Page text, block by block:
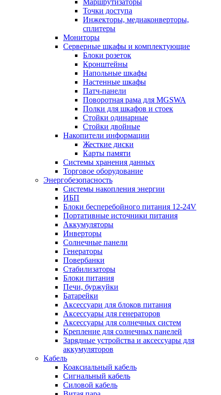
Маршрутизаторы
Точки доступа
Инжекторы, медиаконверторы,
сплитеры
Мониторы
Серверные шкафы и комплектующие
Блоки розеток
Кронштейны
Напольные шкафы
Настенные шкафы
Патч-панели
Поворотная рама для MGSWA
Полки для шкафов и стоек
Стойки одинарные
Стойки двойные
Накопители информации
Жесткие диски
Карты памяти
Системы хранения данных
Торговое оборудование
Энергобезопасность
Системы накопления энергии
ИБП
Блоки бесперебойного питания 12-24V
Портативные источники питания
Аккумуляторы
Инверторы
Солнечные панели
Генераторы
Повербанки
Стабилизаторы
Блоки питания
Печи, буржуйки
Батарейки
Аксессуари для блоков питания
Аксессуары для генераторов
Аксессуары для солнечных систем
Крепление для солнечных панелей
Зарядные устройства и аксессуары для
аккумуляторов
Кабель
Коаксиальный кабель
Сигнальный кабель
Силовой кабель